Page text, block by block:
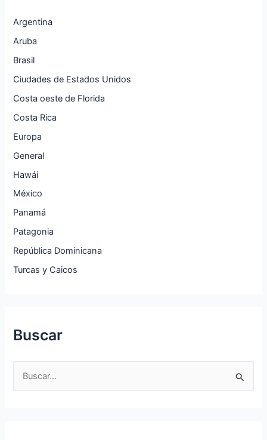
Argentina
Aruba
Brasil
Ciudades de Estados Unidos
Costa oeste de Florida
Costa Rica
Europa
General
Hawái
México
Panamá
Patagonia
República Dominicana
Turcas y Caicos
Buscar